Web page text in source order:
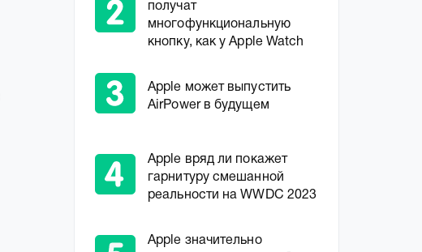
получат
многофункциональную
кнопку, как у Apple Watch
Apple может выпустить
AirPower в будущем
Apple вряд ли покажет
гарнитуру смешанной
реальности на WWDC 2023
Apple значительно